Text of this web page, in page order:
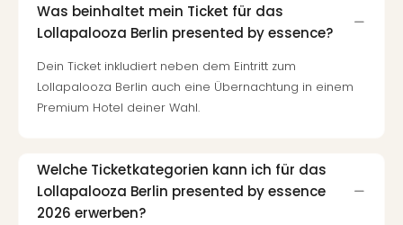
Was beinhaltet mein Ticket für das
Lollapalooza Berlin presented by essence?
Dein Ticket inkludiert neben dem Eintritt zum
Lollapalooza Berlin auch eine Übernachtung in einem
Premium Hotel deiner Wahl.
Welche Ticketkategorien kann ich für das
Lollapalooza Berlin presented by essence
2026 erwerben?